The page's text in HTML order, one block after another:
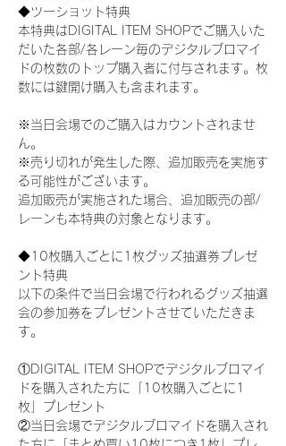
◆ツーショット特典
本特典はDIGITAL ITEM SHOPでご購入いた
だいた各部/各レーン毎のデジタルブロマイ
ドの枚数のトップ購入者に付与されます。枚
数には鍵開け購入も含まれます。
※当日会場でのご購入はカウントされませ
ん。
※売り切れが発生した際、追加販売を実施す
る可能性がございます。
追加販売が実施された場合、追加販売の部/
レーンも本特典の対象となります。
◆10枚購入ごとに1枚グッズ抽選券プレゼ
ント特典
以下の条件で当日会場で行われるグッズ抽選
会の参加券をプレゼントさせていただきま
す。
①DIGITAL ITEM SHOPでデジタルブロマイ
ドを購入された方に「10枚購入ごとに1
枚」プレゼント
②当日会場でデジタルブロマイドを購入され